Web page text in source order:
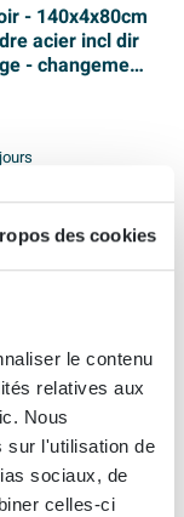
des cookies
le contenu
relatives aux
Nous
sur l'utilisation de
sociaux, de
celles-ci
- 140x4x80cm
acier incl dir
- changement
- 140x4x80cm
acier incl LED
-
couleur -
-